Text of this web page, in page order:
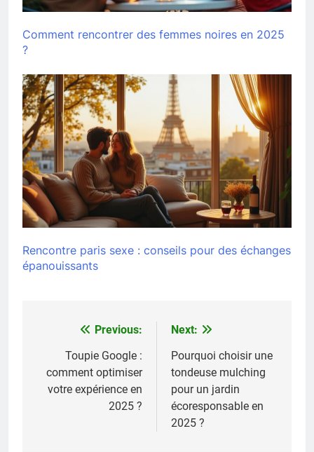
Comment rencontrer des femmes noires en 2025
?
Rencontre paris sexe : conseils pour des échanges
épanouissants
Navigation
l’article
Previous:
Toupie Google :
comment optimiser
votre expérience en
2025 ?
Next:
Pourquoi choisir une
tondeuse mulching
pour un jardin
écoresponsable en
2025 ?